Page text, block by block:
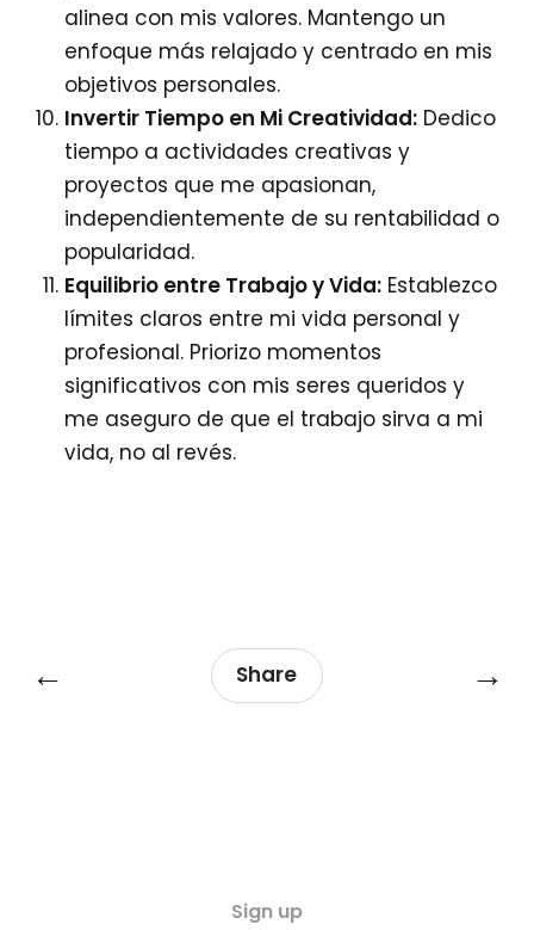
alinea con mis valores. Mantengo un
enfoque más relajado y centrado en mis
objetivos personales.
Invertir Tiempo en Mi Creatividad:Dedico
tiempo a actividades creativas y
proyectos que me apasionan,
independientemente de su rentabilidad o
popularidad.
Equilibrio entre Trabajo y Vida:Establezco
límites claros entre mi vida personal y
profesional. Priorizo momentos
significativos con mis seres queridos y
me aseguro de que el trabajo sirva a mi
vida, no al revés.
← Share →
Sign up